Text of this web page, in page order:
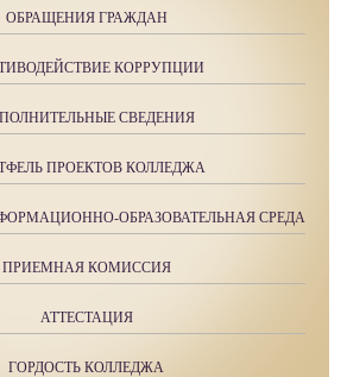
ОБРАЩЕНИЯ ГРАЖДАН
КОРРУПЦИИ
СВЕДЕНИЯ
ПРОЕКТОВ КОЛЛЕДЖА
ОБРАЗОВАТЕЛЬНАЯ СРЕДА
ПРИЕМНАЯ КОМИССИЯ
АТТЕСТАЦИЯ
ГОРДОСТЬ КОЛЛЕДЖА